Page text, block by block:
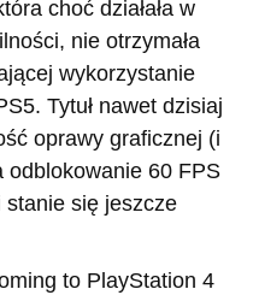
choć działała w
nie otrzymała
wykorzystanie
Tytuł nawet dzisiaj
oprawy graficznej (i
odblokowanie 60 FPS
się jeszcze
to PlayStation 4